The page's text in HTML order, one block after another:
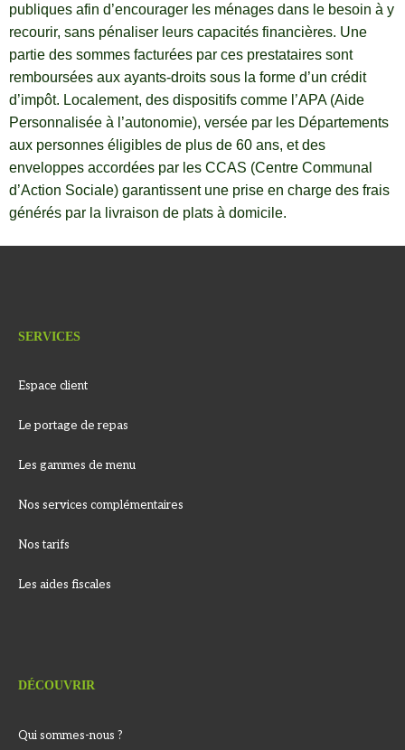
publiques afin d’encourager les ménages dans le besoin à y
recourir, sans pénaliser leurs capacités financières. Une
partie des sommes facturées par ces prestataires sont
remboursées aux ayants-droits sous la forme d’un crédit
d’impôt. Localement, des dispositifs comme l’APA (Aide
Personnalisée à l’autonomie), versée par les Départements
aux personnes éligibles de plus de 60 ans, et des
enveloppes accordées par les CCAS (Centre Communal
d’Action Sociale) garantissent une prise en charge des frais
générés par la livraison de plats à domicile.
SERVICES
Espace client
Le portage de repas
Les gammes de menu
Nos services complémentaires
Nos tarifs
Les aides fiscales
DÉCOUVRIR
Qui sommes-nous ?